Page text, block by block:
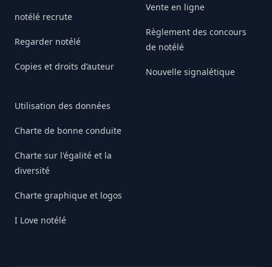
notélé recrute
Regarder notélé
Copies et droits d’auteur
Utilisation des données
Charte de bonne conduite
Charte sur l'égalité et la
diversité
Charte graphique et logos
I Love notélé
Vente en ligne
Règlement des concours
de notélé
Nouvelle signalétique